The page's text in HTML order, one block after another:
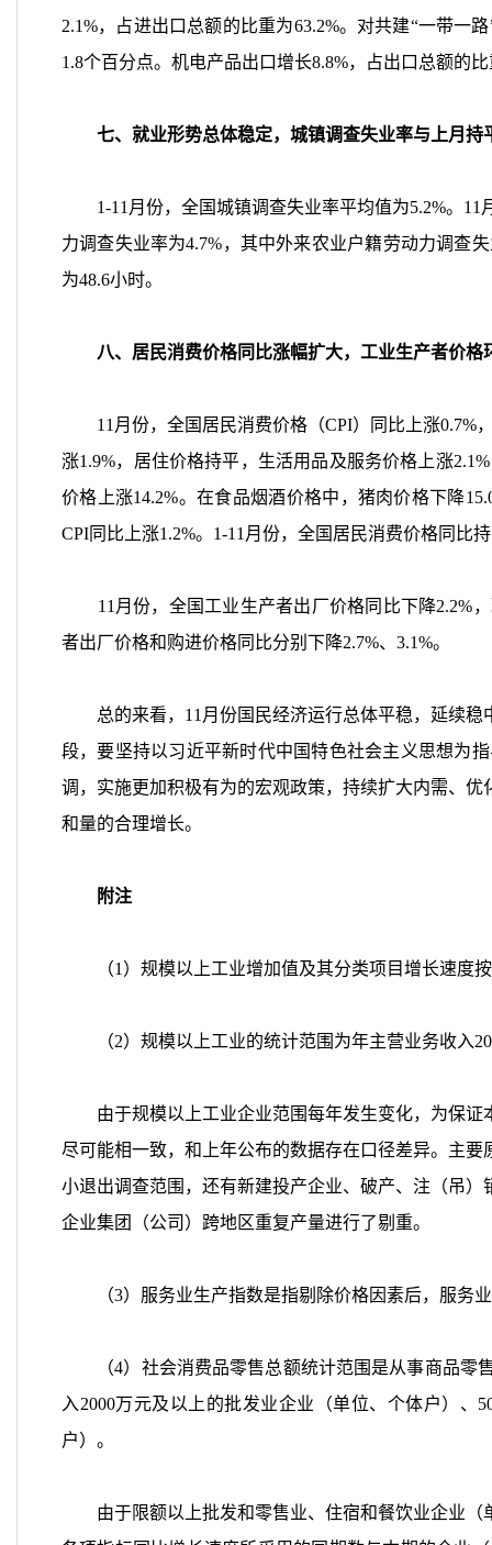
2.1%，占进出口总额的比重为63.2%。对共建“一带一
1.8个百分点。机电产品出口增长8.8%，占出口总额的
七、就业形势总体稳定，城镇调查失业率与上月持
1-11 月份，全国城镇调查失业率平均值为5.2%。 11
力调查失业率为4.7%，其中外来农业户籍劳动力调查
为48.6小时。
八、居民消费价格同比涨幅扩大，工业生产者价格
11 月份，全国居民消费价格（CPI）同比上涨0.7%
涨1.9%，居住价格持平，生活用品及服务价格上涨2.1%
价格上涨14.2%。在食品烟酒价格中，猪肉价格下降
CPI同比上涨1.2%。 1-11 月份，全国居民消费价格同比
11 月份，全国工业生产者出厂价格同比下降2.2%
者出厂价格和购进价格同比分别下降2.7%、 3.1%。
总的来看， 11 月份国民经济运行总体平稳，延续
段，要坚持以习近平新时代中国特色社会主义思想为
调，实施更加积极有为的宏观政策，持续扩大内需、
和量的合理增长。
附注
（1）规模以上工业增加值及其分类项目增长速度按
（2）规模以上工业的统计范围为年主营业务收入
由于规模以上工业企业范围每年发生变化，为保证
尽可能相一致，和上年公布的数据存在口径差异。主
小退出调查范围，还有新建投产企业、破产、注（吊
企业集团（公司）跨地区重复产量进行了剔重。
（3）服务业生产指数是指剔除价格因素后，服务业
（4）社会消费品零售总额统计范围是从事商品零售
入2000万元及以上的批发业企业（单位、个体户）
户）。
由于限额以上批发和零售业、住宿和餐饮业企业（